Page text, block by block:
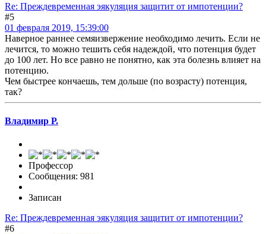
Re: Преждевременная эякуляция защитит от импотенции?
#5
01 февраля 2019, 15:39:00
Наверное раннее семяизвержение необходимо лечить. Если не
лечится, то можно тешить себя надеждой, что потенция будет
до 100 лет. Но все равно не понятно, как эта болезнь влияет на
потенцию.
Чем быстрее кончаешь, тем дольше (по возрасту) потенция,
так?
Владимир Р.
Профессор
Сообщения: 981
Записан
Re: Преждевременная эякуляция защитит от импотенции?
#6